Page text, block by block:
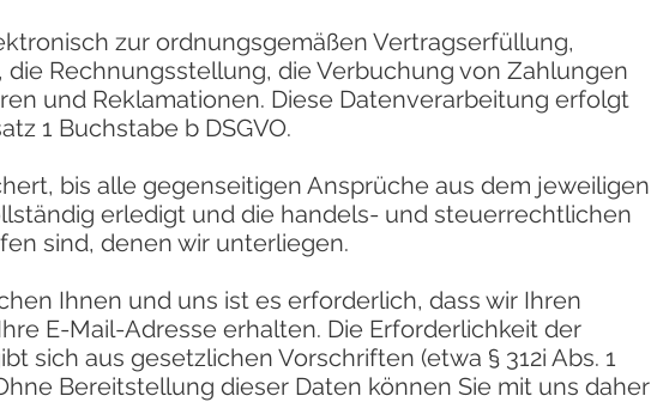
zur ordnungsgemäßen Vertragserfüllung,
Rechnungsstellung, die Verbuchung von Zahlungen
und Reklamationen. Diese Datenverarbeitung erfolgt
1 Buchstabe b DSGVO.
bis alle gegenseitigen Ansprüche aus dem jeweiligen
erledigt und die handels- und steuerrechtlichen
sind, denen wir unterliegen.
Ihnen und uns ist es erforderlich, dass wir Ihren
E-Mail-Adresse erhalten. Die Erforderlichkeit der
sich aus gesetzlichen Vorschriften (etwa § 312i Abs. 1
Bereitstellung dieser Daten können Sie mit uns daher